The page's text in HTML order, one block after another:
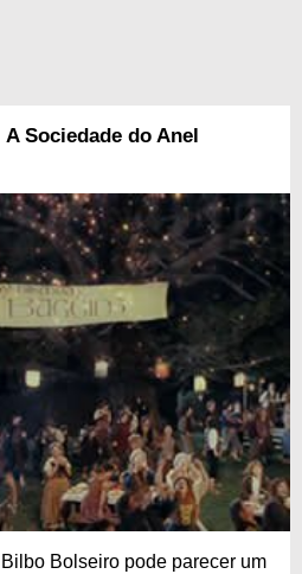
Sociedade do Anel
Bolseiro pode parecer um